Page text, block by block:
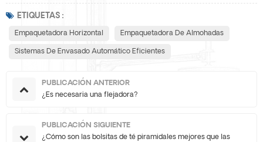
ETIQUETAS :
Empaquetadora Horizontal Empaquetadora De Almohadas
Sistemas De Envasado Automático Eficientes
PUBLICACIÓN ANTERIOR
¿Es necesaria una flejadora?
PUBLICACIÓN SIGUIENTE
¿Cómo son las bolsitas de té piramidales mejores que las